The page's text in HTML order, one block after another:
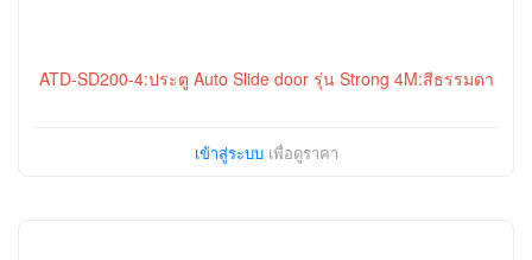
ATD-SD200-4:ประตู Auto Slide door รุ่น Strong 4M:สีธรรมดา
เข้าสู่ระบบเพื่อดูราคา